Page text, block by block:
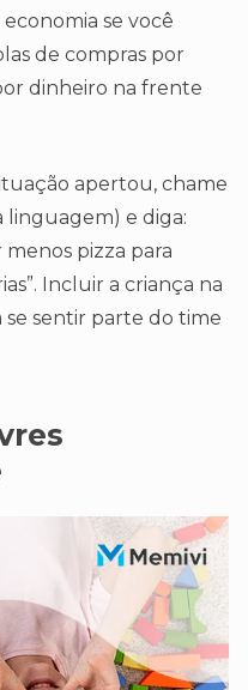
se você
de compras por
dinheiro na frente
apertou, chame
linguagem) e diga:
menos pizza para
Incluir a criança na
se sentir parte do time